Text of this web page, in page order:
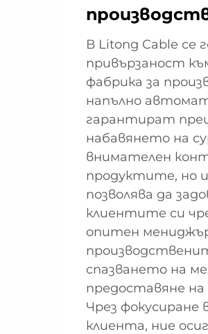
В Litong Cable се
привързаност
фабрика за
напълно
гарантират
набавянето на
внимателен
продуктите, но
позволява да
клиентите си
опитен
спазването на
предоставяне на
Чрез фокусиране
клиента, ние